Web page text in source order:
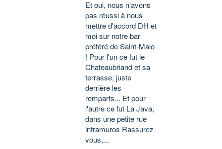
Et oui, nous n'avons
pas réussi à nous
mettre d'accord DH et
moi sur notre bar
préféré de Saint-Malo
! Pour l'un ce fut le
Chateaubriand et sa
terrasse, juste
derrière les
remparts... Et pour
l'autre ce fut La Java,
dans une petite rue
intramuros Rassurez-
vous,...